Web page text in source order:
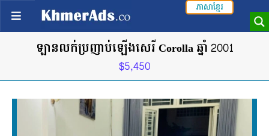
ភាសាខ្មែរ
ឡានលក់ប្រញាប់ឡើងសេរី Corolla ឆ្នាំ 2001
$5,450